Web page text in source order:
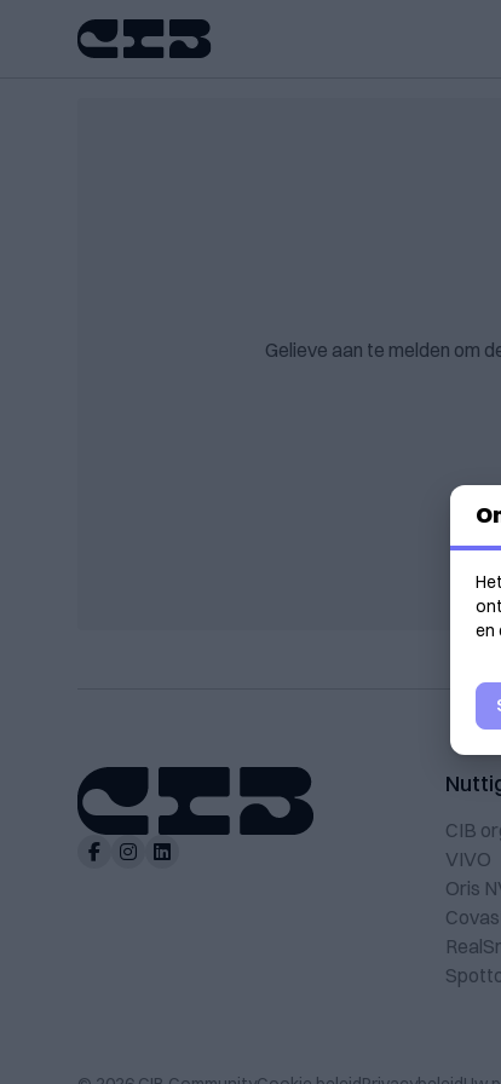
Gelieve aan te melden om
CIB
VIVO
Oris
en